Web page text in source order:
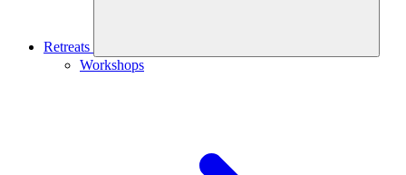
Retreats
Workshops